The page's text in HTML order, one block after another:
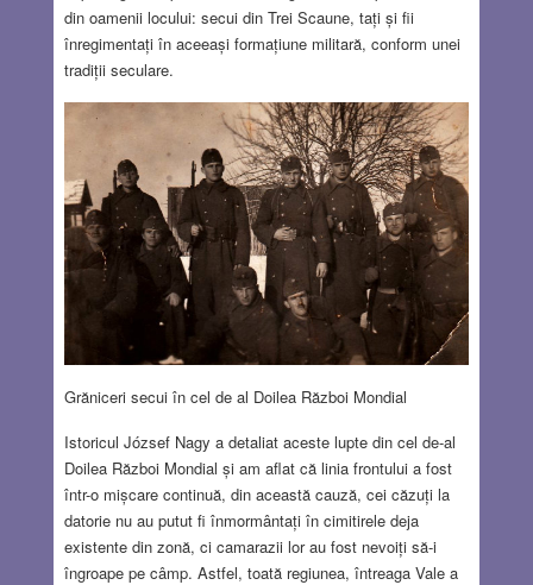
din oamenii locului: secui din Trei Scaune, tați și fii
înregimentați în aceeași formațiune militară, conform unei
tradiții seculare.
Grăniceri secui în cel de al Doilea Război Mondial
Istoricul József Nagy a detaliat aceste lupte din cel de-al
Doilea Război Mondial și am aflat că linia frontului a fost
într-o mișcare continuă, din această cauză, cei căzuți la
datorie nu au putut fi înmormântați în cimitirele deja
existente din zonă, ci camarazii lor au fost nevoiți să-i
îngroape pe câmp. Astfel, toată regiunea, întreaga Vale a